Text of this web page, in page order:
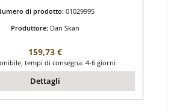
di prodotto: 01029995
Produttore: Dan Skan
Prezzo normale:
159,73 €
tempi di consegna: 4-6 giorni
Dettagli